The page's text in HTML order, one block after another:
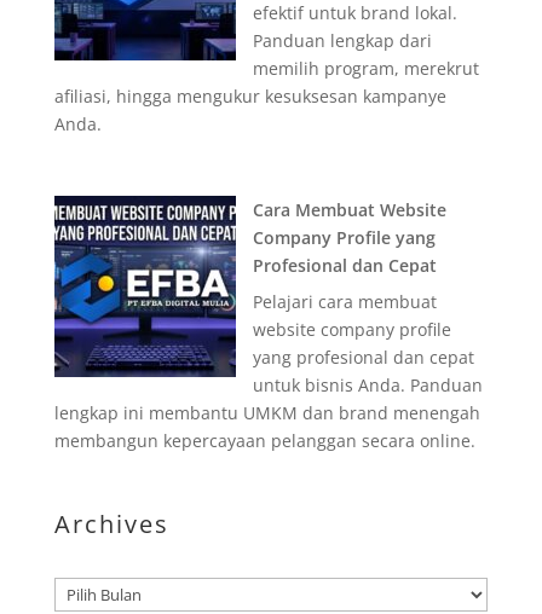
efektif untuk brand lokal.
Panduan lengkap dari
memilih program, merekrut
afiliasi, hingga mengukur kesuksesan kampanye
Anda.
Cara Membuat Website
Company Profile yang
Profesional dan Cepat
Pelajari cara membuat
website company profile
yang profesional dan cepat
untuk bisnis Anda. Panduan
lengkap ini membantu UMKM dan brand menengah
membangun kepercayaan pelanggan secara online.
Archives
Arsip